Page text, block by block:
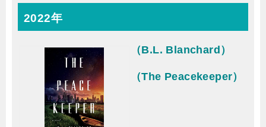
2022年
（B.L. Blanchard）
（The Peacekeeper）